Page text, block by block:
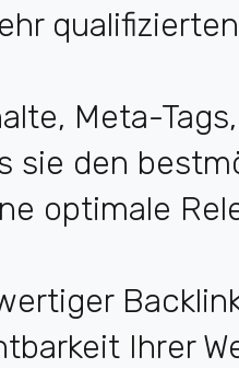
Meta-
sie den
optimale
Ihrer